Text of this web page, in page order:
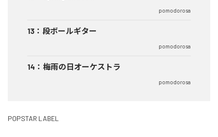
pomodorosa
13 ： 段ボールギター
pomodorosa
14 ： 梅雨の日オーケストラ
pomodorosa
POPSTAR LABEL